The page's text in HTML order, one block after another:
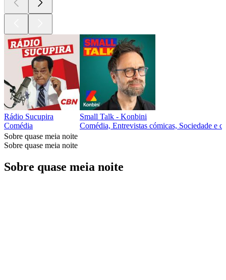
Rádio Sucupira
Comédia
Small Talk - Konbini
Comédia, Entrevistas cómicas, Sociedade e
Sobre quase meia noite
Sobre quase meia noite
Sobre quase meia noite